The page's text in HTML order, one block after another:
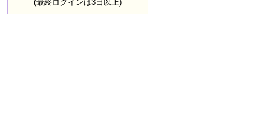
(最終ログインは3日以上)